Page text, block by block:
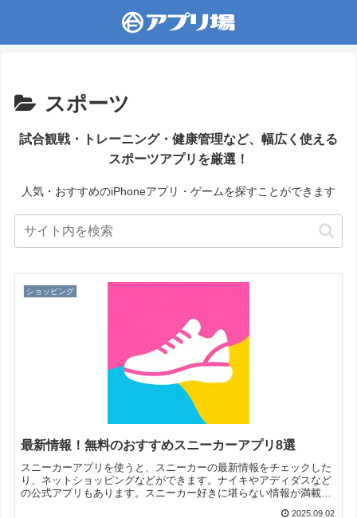
スポーツ
試合観戦・トレーニング・健康管理など、幅広く使える
スポーツアプリを厳選！
人気・おすすめのiPhoneアプリ・ゲームを探すことができます
ショッピング
最新情報！無料のおすすめスニーカーアプリ8選
スニーカーアプリを使うと、スニーカーの最新情報をチェックした
り、ネットショッピングなどができます。ナイキやアディダスなど
の公式アプリもあります。スニーカー好きに堪らない情報が満載で
2025.09.02